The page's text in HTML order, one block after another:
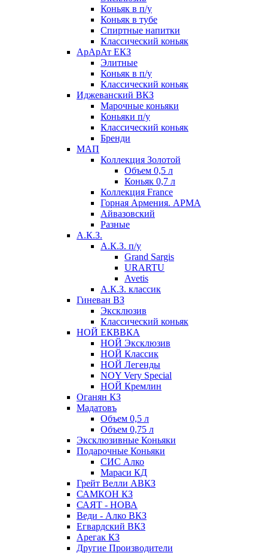
Коньяк в п/у
Коньяк в тубе
Спиртные напитки
Классический коньяк
АрАрАт ЕКЗ
Элитные
Коньяк в п/у
Классический коньяк
Иджеванский ВКЗ
Марочные коньяки
Коньяки п/у
Классический коньяк
Бренди
МАП
Коллекция Золотой
Объем 0,5 л
Коньяк 0,7 л
Коллекция France
Горная Армения. АРМА
Айвазовский
Разные
А.К.З.
А.К.З. п/у
Grand Sargis
URARTU
Avetis
А.К.З. классик
Гиневан ВЗ
Эксклюзив
Классический коньяк
НОЙ ЕКВВКА
НОЙ Эксклюзив
НОЙ Классик
НОЙ Легенды
NOY Very Speсial
НОЙ Кремлин
Оганян КЗ
Мадатовъ
Объем 0,5 л
Объем 0,75 л
Эксклюзивные Коньяки
Подарочные Коньяки
СИС Алко
Мараси КД
Грейт Велли АВКЗ
САМКОН КЗ
САЯТ - НОВА
Веди - Алко ВКЗ
Егвардский ВКЗ
Арегак КЗ
Другие Производители